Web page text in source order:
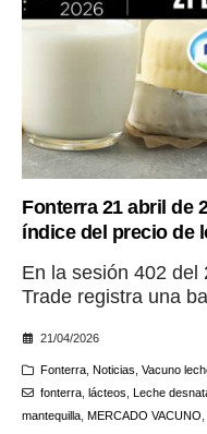
Fonterra 21 abril de
índice del precio de
En la sesión 402 del
Trade registra una
21/04/2026
Fonterra, Noticias Vacuno
fonterra, lácteos Leche
mantequilla MERCADO VACUNO